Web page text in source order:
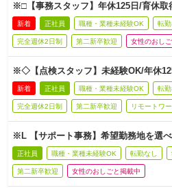
※□【事務スタッフ】年休125日/育休取
新着 正社員 職種・業種未経験OK 転勤
完全週休2日制 第二新卒歓迎 女性のおし
※◇【点検スタッフ】未経験OK/年休
新着 正社員 職種・業種未経験OK 転勤
完全週休2日制 第二新卒歓迎 リモートワ
※L 【サポート事務】希望勤務地を選
正社員 職種・業種未経験OK 転勤なし
第二新卒歓迎 女性のおしごと掲載中